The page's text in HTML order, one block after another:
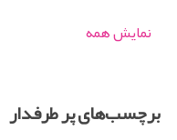
نمایش همه
برچسب‌های پر طرفدار